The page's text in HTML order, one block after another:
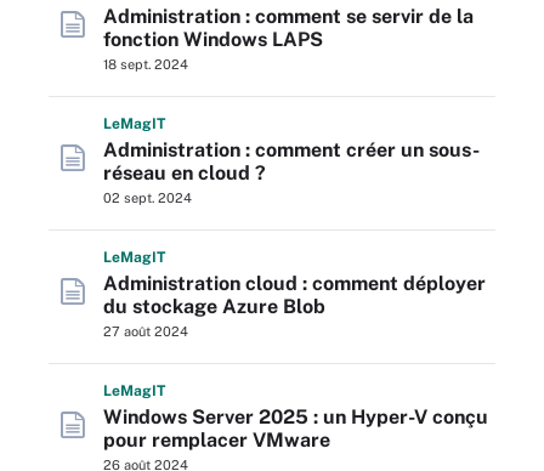
Administration : comment se servir de la
fonction Windows LAPS
18 sept. 2024
LeMagIT
Administration : comment créer un sous-
réseau en cloud ?
02 sept. 2024
LeMagIT
Administration cloud : comment déployer
du stockage Azure Blob
27 août 2024
LeMagIT
Windows Server 2025 : un Hyper-V conçu
pour remplacer VMware
26 août 2024